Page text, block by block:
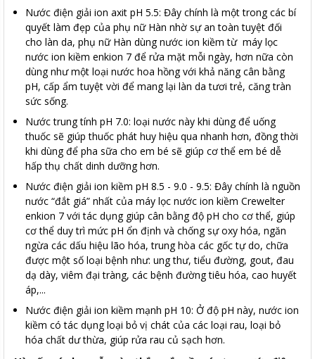
Nước điện giải ion axit pH 5.5: Đây chính là một trong các bí
quyết làm đẹp của phụ nữ Hàn nhờ sự an toàn tuyệt đối
cho làn da, phụ nữ Hàn dùng nước ion kiềm từ máy lọc
nước ion kiềm enkion 7 để rửa mặt mỗi ngày, hơn nữa còn
dùng như một loại nước hoa hồng với khả năng cân bằng
pH, cấp ẩm tuyệt vời để mang lại làn da tươi trẻ, căng tràn
sức sống.
Nước trung tính pH 7.0: loại nước này khi dùng để uống
thuốc sẽ giúp thuốc phát huy hiệu qua nhanh hơn, đồng thời
khi dùng để pha sữa cho em bé sẽ giúp cơ thể em bé dễ
hấp thụ chất dinh dưỡng hơn.
Nước điện giải ion kiềm pH 8.5 - 9.0 - 9.5: Đây chính là nguồn
nước “đắt giá” nhất của máy lọc nước ion kiềm Crewelter
enkion 7 với tác dụng giúp cân bằng độ pH cho cơ thể, giúp
cơ thể duy trì mức pH ổn định và chống sự oxy hóa, ngăn
ngừa các dấu hiệu lão hóa, trung hòa các gốc tự do, chữa
được một số loại bệnh như: ung thư, tiểu đường, gout, đau
dạ dày, viêm đại tràng, các bệnh đường tiêu hóa, cao huyết
áp,...
Nước điện giải ion kiềm mạnh pH 10: Ở độ pH này, nước ion
kiềm có tác dụng loại bỏ vị chát của các loại rau, loại bỏ
hóa chất dư thừa, giúp rửa rau củ sạch hơn.